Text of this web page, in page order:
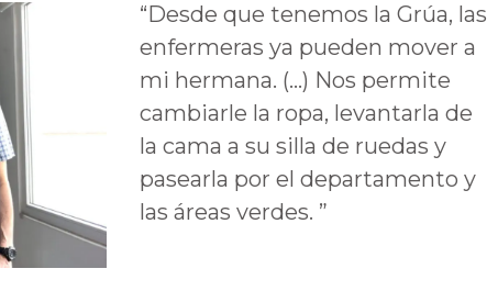
“Desde que tenemos la Grúa, las
enfermeras ya pueden mover a
mi hermana. (…) Nos permite
cambiarle la ropa, levantarla de
la cama a su silla de ruedas y
pasearla por el departamento y
las áreas verdes. ”